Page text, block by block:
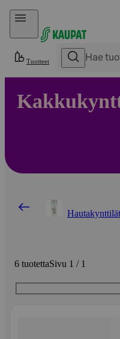
Hyppää sisältöön
Tuotteet
Hautakynttilät
6 tuotettaSivu 1 / 1